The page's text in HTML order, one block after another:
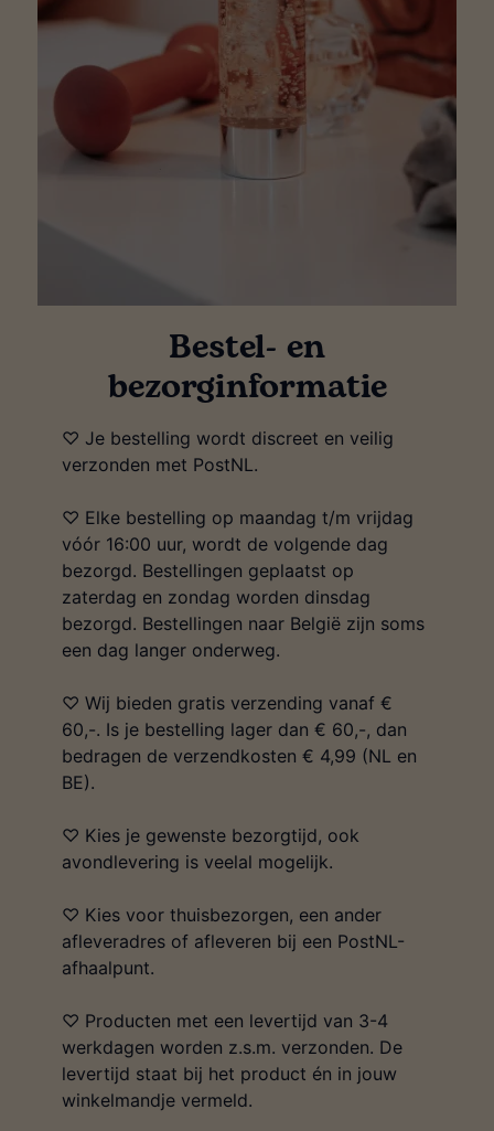
Bestel- en
bezorginformatie
♡ Je bestelling wordt discreet en veilig
verzonden met PostNL.
♡ Elke bestelling op maandag t/m vrijdag
vóór 16:00 uur, wordt de volgende dag
bezorgd. Bestellingen geplaatst op
zaterdag en zondag worden dinsdag
bezorgd. Bestellingen naar België zijn soms
een dag langer onderweg.
♡ Wij bieden gratis verzending vanaf €
60,-. Is je bestelling lager dan € 60,-, dan
bedragen de verzendkosten € 4,99 (NL en
BE).
♡ Kies je gewenste bezorgtijd, ook
avondlevering is veelal mogelijk.
♡ Kies voor thuisbezorgen, een ander
afleveradres of afleveren bij een PostNL-
afhaalpunt.
♡ Producten met een levertijd van 3-4
werkdagen worden z.s.m. verzonden. De
levertijd staat bij het product én in jouw
winkelmandje vermeld.